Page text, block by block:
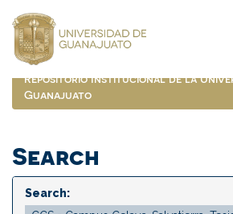
navigation
Repositorio Institucional de la
Guanajuato
Search
Search: